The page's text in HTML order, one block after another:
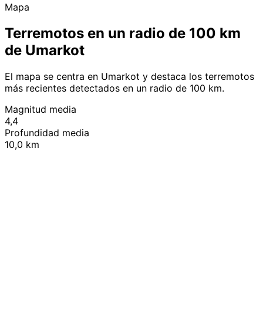
Mapa
Terremotos en un radio de 100 km
de Umarkot
El mapa se centra en Umarkot y destaca los terremotos
más recientes detectados en un radio de 100 km.
Magnitud media
4,4
Profundidad media
10,0 km